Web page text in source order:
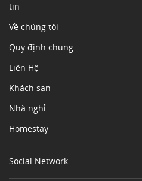
tin
Về chúng tôi
Quy định chung
Liên Hệ
Khách sạn
Nhà nghỉ
Homestay
Social Network